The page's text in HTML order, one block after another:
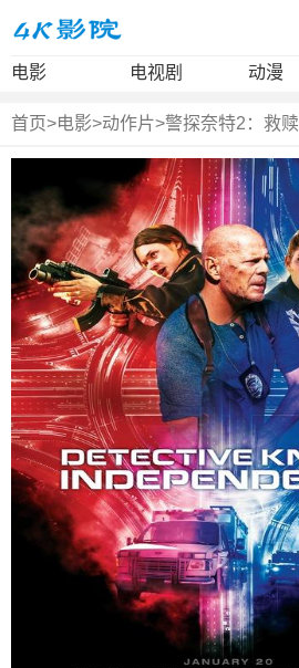
电影 电视剧 动漫
首页>电影>动作片>警探奈特2：救赎